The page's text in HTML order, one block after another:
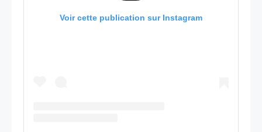
Voir cette publication sur Instagram